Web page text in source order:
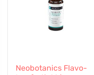
Neobotanics Flavo-